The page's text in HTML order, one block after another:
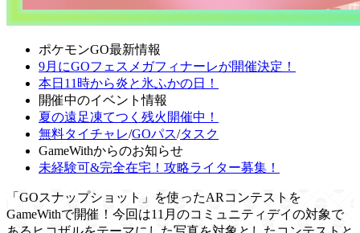
ポケモンGO最新情報
9月にGOフェスメガフィナーレが開催決定！
本日11時から炎と氷ふかの日！
開催中のイベント情報
夏の遠足凍てつく残火開催中！
無料タイチャレ/GOパス/タスク
GameWithからのお知らせ
未経験可&完全在宅！攻略ライター募集！
「GOスナップショット」を使ったARコンテストを
GameWithで開催！今回は11月のコミュニティデイの対象で